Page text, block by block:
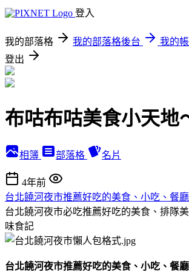
登入
我的部落格 我的部落格後台
我的
登出
布咕布咕美食小天地
相簿 部落格 名片
4年前
台北饒河夜市推薦好吃的美食、小吃、餐
台北饒河夜市必吃推薦好吃的美食、排隊
味食記
台北饒河夜市推薦好吃的美食、小吃、餐